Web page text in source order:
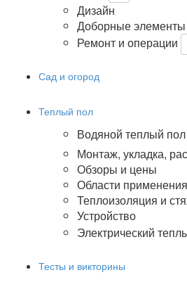
Дизайн
Доборные элементы
Ремонт и операции
Сад и огород
Теплый пол
Водяной теплый пол
Монтаж, укладка,
Обзоры и цены
Области применения
Теплоизоляция и
Устройство
Электрический
Тесты и викторины